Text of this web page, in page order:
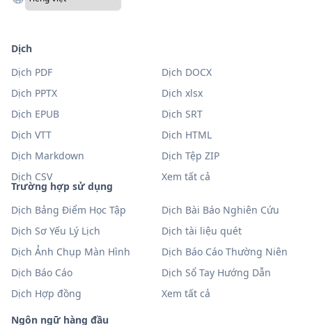
Trường hợp sử dụng
Dịch Bảng Điểm Học Tập
Dịch Bài Báo Nghiên Cứu
Dịch Sơ Yếu Lý Lịch
Dịch tài liệu quét
Dịch Ảnh Chụp Màn Hình
Dịch Báo Cáo Thường Niên
Dịch Báo Cáo
Dịch Sổ Tay Hướng Dẫn
Dịch Hợp đồng
Xem tất cả
Ngôn ngữ hàng đầu
Dịch
Dịch PDF
Dịch DOCX
Dịch PPTX
Dịch xlsx
Dịch EPUB
Dịch SRT
Dịch VTT
Dịch HTML
Dịch Markdown
Dịch Tệp ZIP
Dịch CSV
Xem tất cả